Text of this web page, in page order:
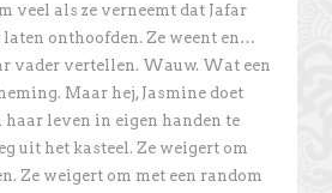
veel als ze verneemt dat Jafar
onthoofden. Ze weent en…
vader vertellen. Wauw. Wat een
Maar hej, Jasmine doet
haar leven in eigen handen te
uit het kasteel. Ze weigert om
Ze weigert om met een random